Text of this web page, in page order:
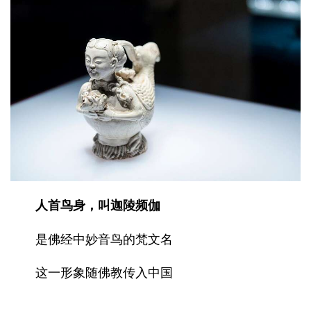
人首鸟身，叫迦陵频伽
是佛经中妙音鸟的梵文名
这一形象随佛教传入中国